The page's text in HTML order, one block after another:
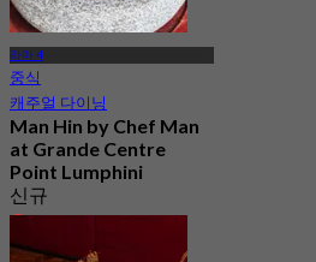
라마 4
중식
캐주얼 다이닝
Man Hin by Chef Man
at Grande Centre
Point Lumphini
신규
4.4
에서